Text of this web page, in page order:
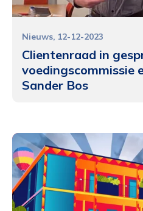
Functioneel
Alleen de cookies plaatsen
de inhoud van de website
Clientenraad in
voedingscommissie
Sander Bos
Nieuws 12-12-2023